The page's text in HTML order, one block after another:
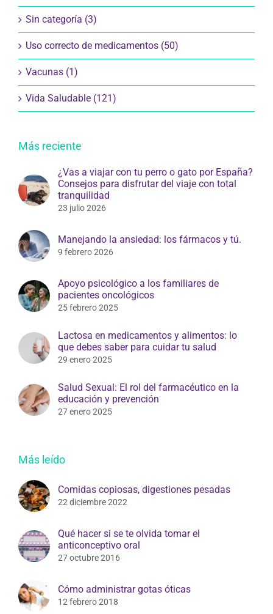
Sin categoría (3)
Uso correcto de medicamentos (50)
Vacunas (1)
Vida Saludable (121)
Más reciente
¿Vas a viajar con tu perro o gato por España?
Consejos para disfrutar del viaje con total
tranquilidad
23 julio 2026
Manejando la ansiedad: los fármacos y tú.
9 febrero 2026
Apoyo psicológico a los familiares de
pacientes oncológicos
25 febrero 2025
Lactosa en medicamentos y alimentos: lo
que debes saber para cuidar tu salud
29 enero 2025
Salud Sexual: El rol del farmacéutico en la
educación y prevención
27 enero 2025
Más leído
Comidas copiosas, digestiones pesadas
22 diciembre 2022
Qué hacer si se te olvida tomar el
anticonceptivo oral
27 octubre 2016
Cómo administrar gotas óticas
12 febrero 2018